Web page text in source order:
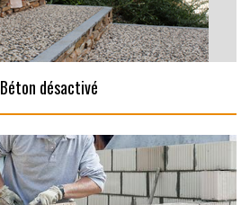
Béton désactivé